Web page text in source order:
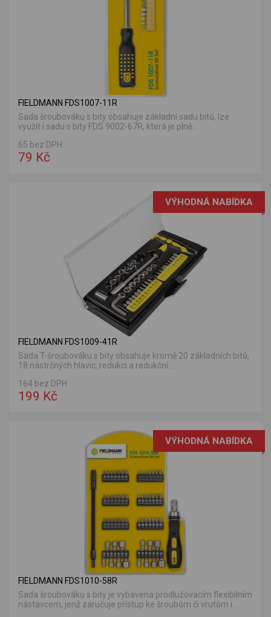
FIELDMANN FDS1007-11R
Sada šroubováku s bity obsahuje základní sadu bitů, lze
využít i sadu s bity FDS 9002-67R, která je plně...
65 bez DPH
79 Kč
VÝHODNÁ NABÍDKA
FIELDMANN FDS1009-41R
Sada T-šroubováku s bity obsahuje kromě 20 základních bitů,
18 nástrčných hlavic, redukci a redukční...
164 bez DPH
199 Kč
VÝHODNÁ NABÍDKA
FIELDMANN FDS1010-58R
Sada šroubováku s bity je vybavena prodlužovacím flexibilním
nástavcem, jenž zaručuje přístup ke šroubům či vrutům i...